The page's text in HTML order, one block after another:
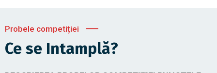
Probele competiției
Ce se Intamplă?